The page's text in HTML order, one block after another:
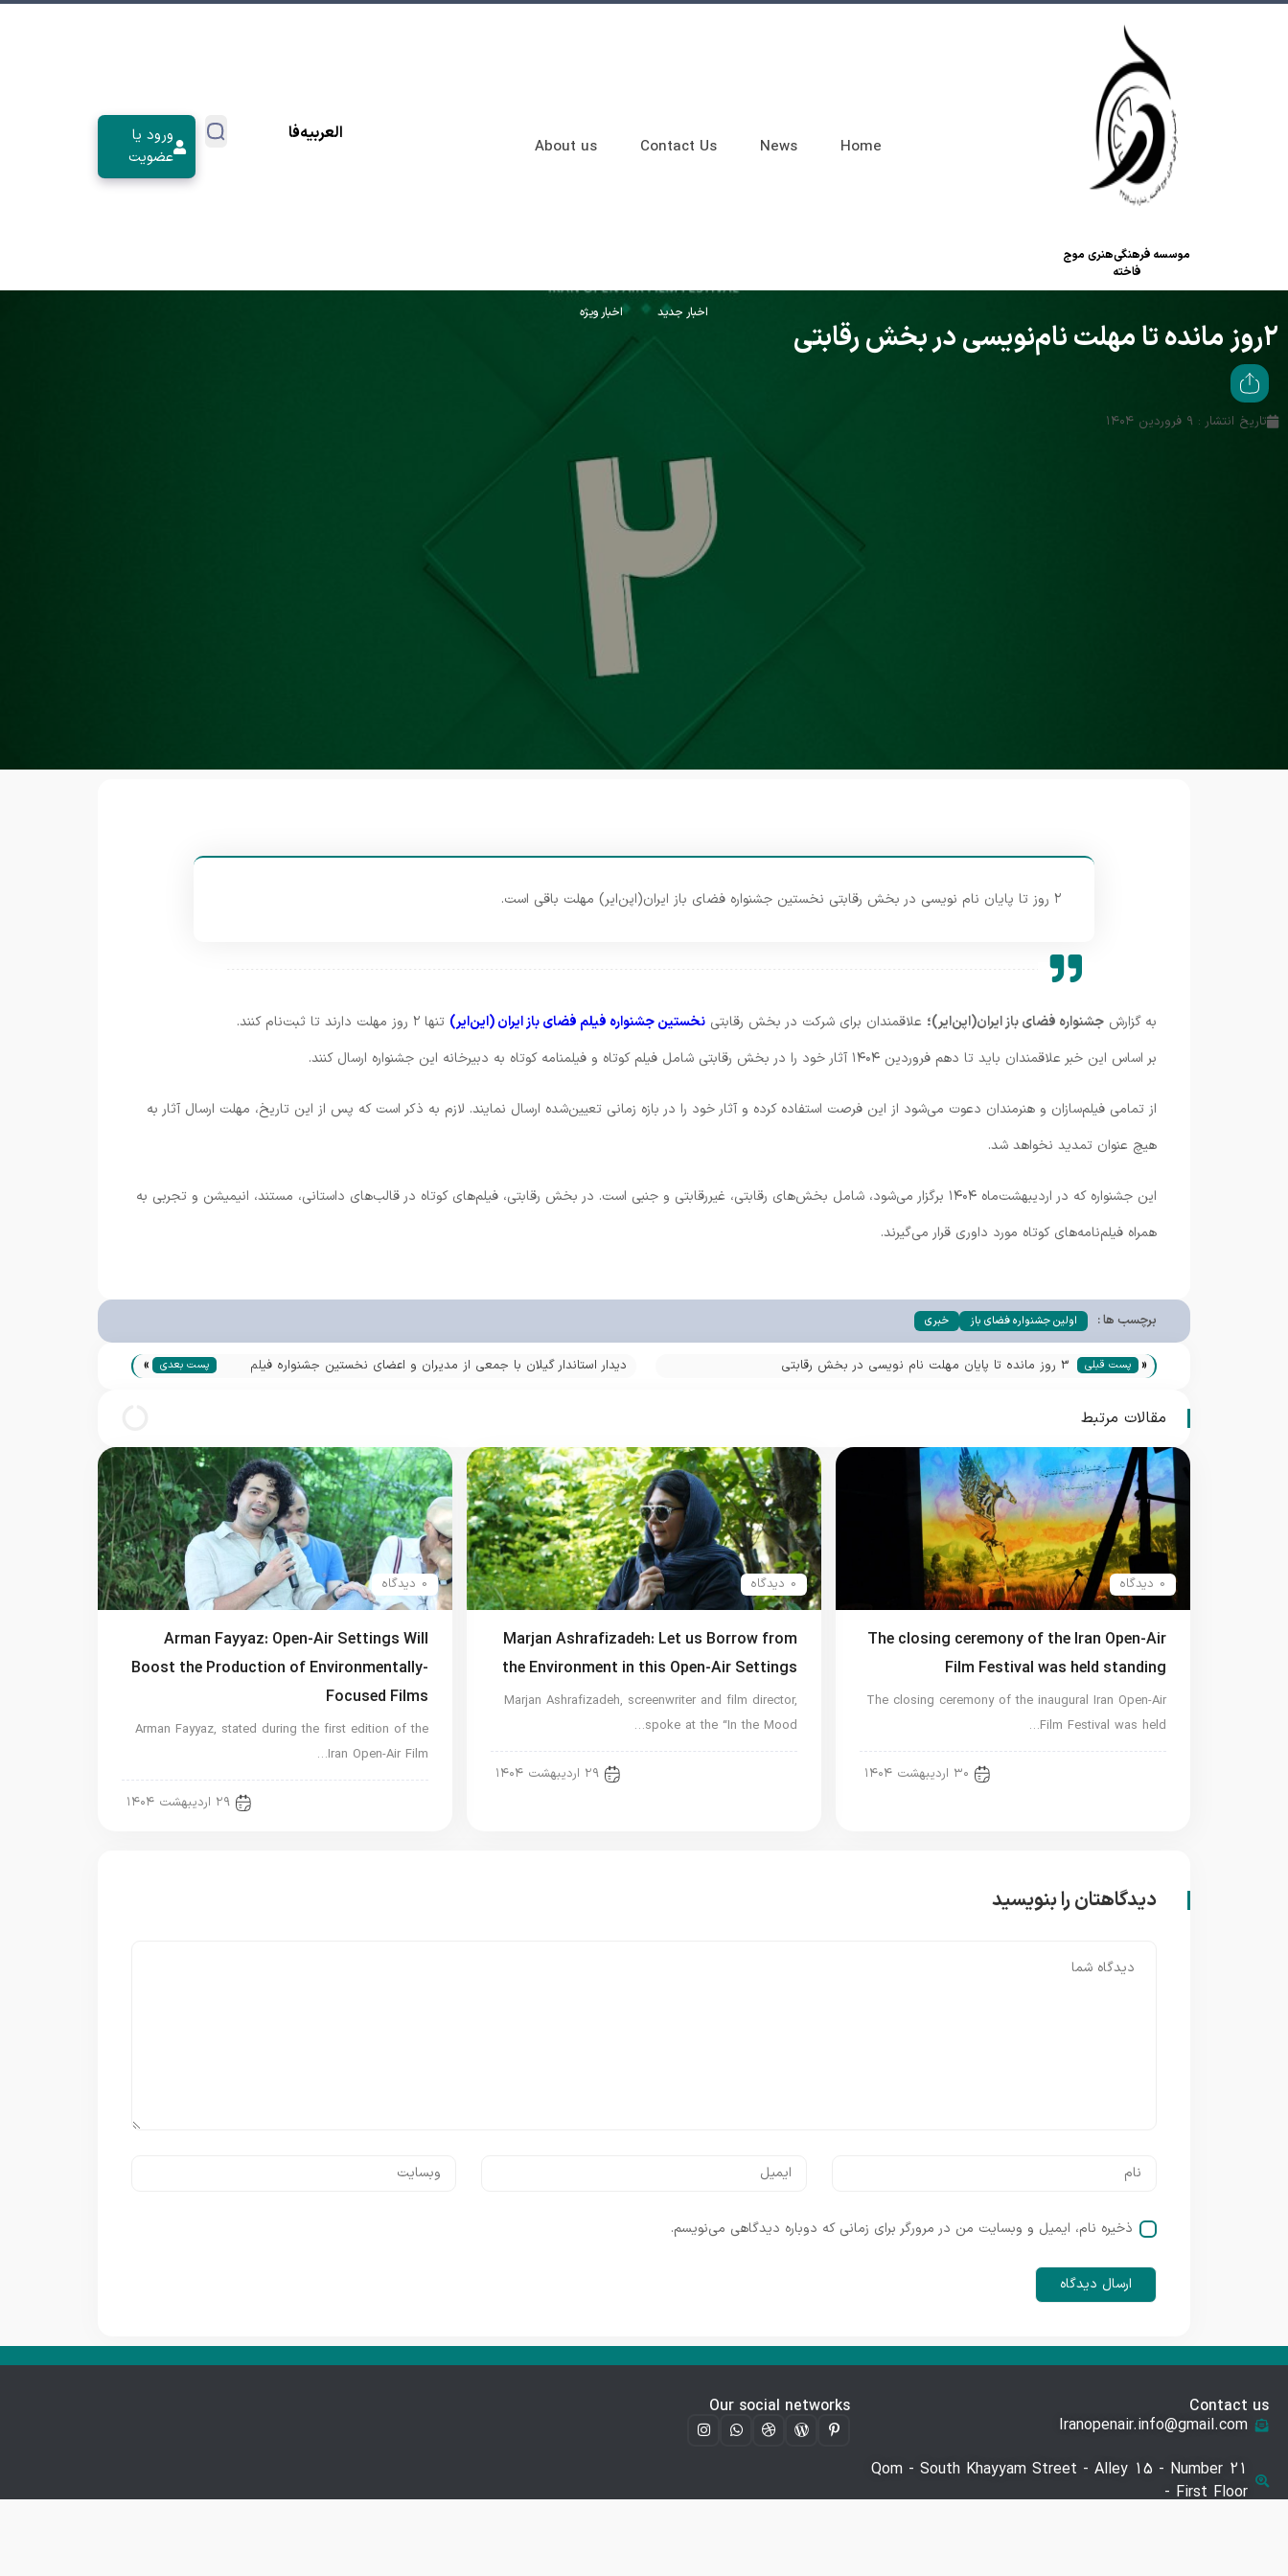
موسسه فرهنگی‌هنری موج
فاخته
Home
News
Contact Us
About us
العربیهفا
ورود یا
عضویت
اخبار جدید اخبار ویژه
۲روز مانده تا مهلت نام‌نویسی در بخش رقابتی
تاریخ انتشار : ۹ فروردین ۱۴۰۴
۲ روز تا پایان نام نویسی در بخش رقابتی نخستین جشنواره فضای باز ایران(اپن‌ایر) مهلت باقی است.
به گزارش جشنواره فضای باز ایران(اپن‌ایر)؛ علاقمندان برای شرکت در بخش رقابتی نخستین جشنواره فیلم فضای باز ایران (این‌ایر) تنها ۲ روز مهلت دارند تا ثبت‌نام کنند.
بر اساس این خبر علاقمندان باید تا دهم فروردین ۱۴۰۴ آثار خود را در بخش رقابتی شامل فیلم کوتاه و فیلمنامه کوتاه به دبیرخانه این جشنواره ارسال کنند.
از تمامی فیلم‌سازان و هنرمندان دعوت می‌شود از این فرصت استفاده کرده و آثار خود را در بازه زمانی تعیین‌شده ارسال نمایند. لازم به ذکر است که پس از این تاریخ، مهلت ارسال آثار به
هیچ عنوان تمدید نخواهد شد.
این جشنواره که در اردیبهشت‌ماه ۱۴۰۴ برگزار می‌شود، شامل بخش‌های رقابتی، غیررقابتی و جنبی است. در بخش رقابتی، فیلم‌های کوتاه در قالب‌های داستانی، مستند، انیمیشن و تجربی به
همراه فیلم‌نامه‌های کوتاه مورد داوری قرار می‌گیرند.
برچسب ها : اولین جشنواره فضای باز خبری
« پست قبلی 3 روز مانده تا پایان مهلت نام نویسی در بخش رقابتی
دیدار استاندار گیلان با جمعی از مدیران و اعضای نخستین جشنواره فیلم
پست بعدی »
مقالات مرتبط
0 دیدگاه
The closing ceremony of the Iran Open-Air
Film Festival was held standing
The closing ceremony of the inaugural Iran Open-Air
Film Festival was held…
۳۰ اردیبهشت ۱۴۰۴
0 دیدگاه
Marjan Ashrafizadeh: Let us Borrow from
the Environment in this Open-Air Settings
Marjan Ashrafizadeh, screenwriter and film director,
spoke at the “In the Mood…
۲۹ اردیبهشت ۱۴۰۴
0 دیدگاه
Arman Fayyaz: Open-Air Settings Will
Boost the Production of Environmentally-
Focused Films
Arman Fayyaz, stated during the first edition of the
Iran Open-Air Film…
۲۹ اردیبهشت ۱۴۰۴
دیدگاهتان را بنویسید
ذخیره نام، ایمیل و وبسایت من در مرورگر برای زمانی که دوباره دیدگاهی می‌نویسم.
Contact us
Iranopenair.info@gmail.com
Qom - South Khayyam Street - Alley 15 - Number 21
- First Floor
Our social networks